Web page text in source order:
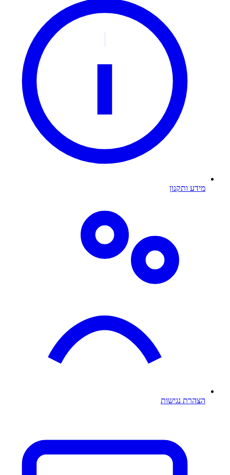
מידע ותקנון
הצהרת נגישות